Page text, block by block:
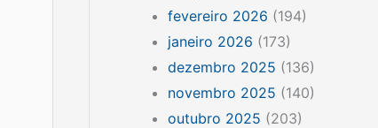
fevereiro 2026 (194)
janeiro 2026 (173)
dezembro 2025 (136)
novembro 2025 (140)
outubro 2025 (203)